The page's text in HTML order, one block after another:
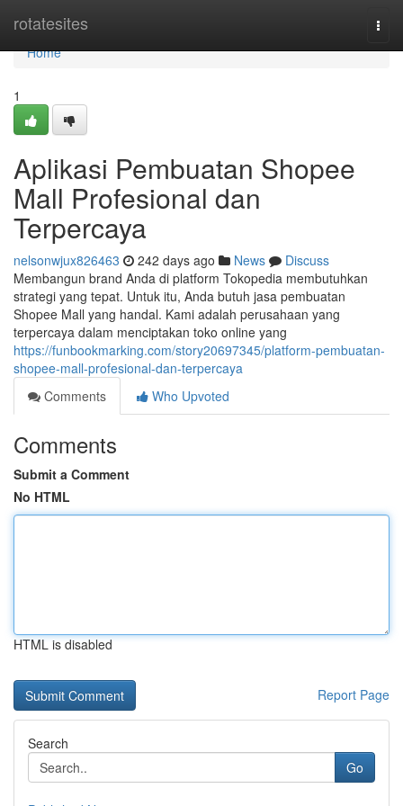
rotatesites
Home
Home
1
Aplikasi Pembuatan Shopee
Mall Profesional dan
Terpercaya
nelsonwjux826463 242 days ago News
Discuss
Membangun brand Anda di platform Tokopedia membutuhkan
strategi yang tepat. Untuk itu, Anda butuh jasa pembuatan
Shopee Mall yang handal. Kami adalah perusahaan yang
terpercaya dalam menciptakan toko online yang
https://funbookmarking.com/story20697345/platform-pembuatan-
shopee-mall-profesional-dan-terpercaya
Comments
Who Upvoted
Comments
Submit a Comment
No HTML
HTML is disabled
Report Page
Search
Go